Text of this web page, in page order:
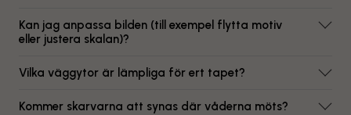
Kan jag anpassa bilden (till exempel flytta motiv
eller justera skalan)?
Vilka väggytor är lämpliga för ert tapet?
Kommer skarvarna att synas där våderna möts?